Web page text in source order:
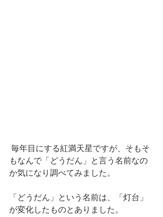
もなんで「どうだん」と言う名前なの
か気になり調べてみました。
「どうだん」という名前は、「灯台」
が変化したものとありました。